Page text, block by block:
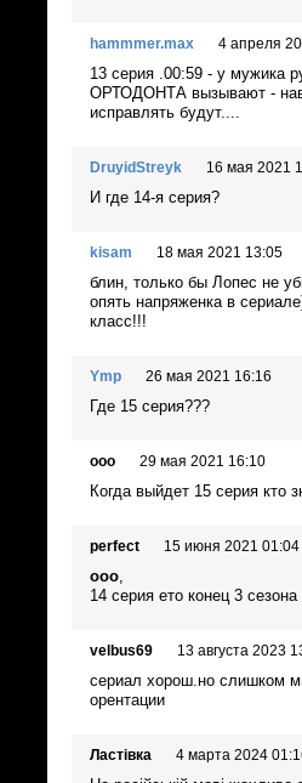
hammmer.max 4 апреля
13 серия .00:59 - у мужика
ОРТОДОНТА вызывают -
исправлять будут....
DruyidStreyk 16 мая 2021
И где 14-я серия?
kisam 18 мая 2021 13:05
блин, только бы Лопес не
опять напряженка в
класс!!!
Ymp 26 мая 2021 16:16
Где 15 серия???
ооо 29 мая 2021 16:10
Когда выйдет 15 серия кто
perfect 15 июня 2021 01:04
ооо,
14 серия ето конец 3 сезона
velbus69 13 августа 2023
сериал хорош.но слишком
орентации
Ластівка 4 марта 2024